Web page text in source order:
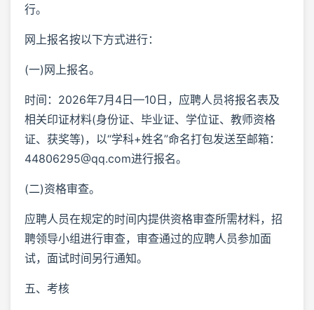
行。
网上报名按以下方式进行：
(一)网上报名。
时间：2026年7月4日—10日，应聘人员将报名表及
相关印证材料(身份证、毕业证、学位证、教师资格
证、获奖等)，以“学科+姓名”命名打包发送至邮箱：
44806295@qq.com进行报名。
(二)资格审查。
应聘人员在规定的时间内提供资格审查所需材料，招
聘领导小组进行审查，审查通过的应聘人员参加面
试，面试时间另行通知。
五、考核